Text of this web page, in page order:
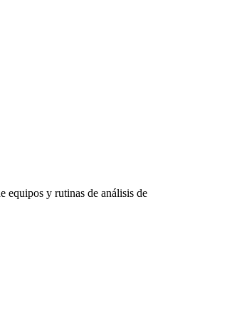
equipos y rutinas de análisis de